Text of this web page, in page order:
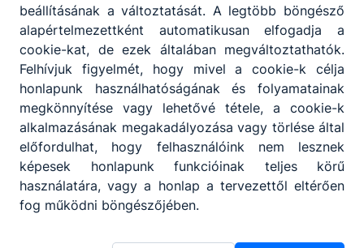
Tapasztalatok
A verseny döntőjének lebonyolítására az elmúlt
évek hagyományainak - illetve az eredeti
versenykiírásban leírtaknak - megfelelően a hat
legjobb eredményt elérő csapat személyes
részvételével került sor. A versenyben résztvevő
csapatok színvonalas munkáit, a játékos feladatok
megoldásait mindvégig a versenyszellem szőtte
át. A versenyző diákok nagy rutinnal mozogtak az
elkészítése, mind a döntőben rájuk váró feladatok
beállításának a változtatását. A legtöbb böngésző
alapértelmezettként automatikusan elfogadja a
cookie-kat, de ezek általában megváltoztathatók.
Felhívjuk figyelmét, hogy mivel a cookie-k célja
honlapunk használhatóságának és folyamatainak
megkönnyítése vagy lehetővé tétele, a cookie-k
alkalmazásának megakadályozása vagy törlése által
előfordulhat, hogy felhasználóink nem lesznek
képesek honlapunk funkcióinak teljes körű
használatára, vagy a honlap a tervezettől eltérően
fog működni böngészőjében.